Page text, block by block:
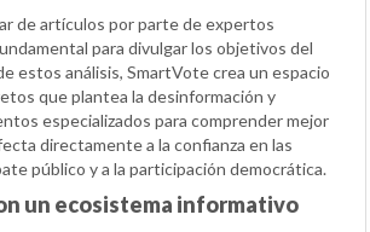
de artículos por parte de expertos
para divulgar los objetivos del
estos análisis, SmartVote crea un espacio
que plantea la desinformación y
especializados para comprender mejor
directamente a la confianza en las
público y a la participación democrática.
un ecosistema informativo